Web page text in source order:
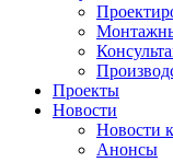
Проекты
Новости
Новости
Анонсы